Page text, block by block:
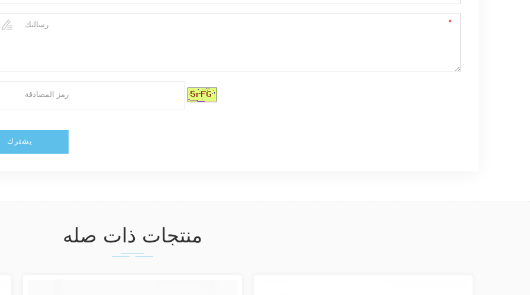
منتجات ذات صله